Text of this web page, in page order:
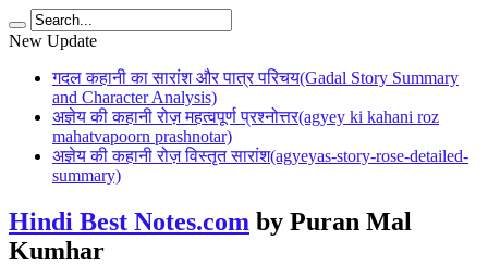
New Update
गदल कहानी का सारांश और पात्र परिचय(Gadal Story Summary
and Character Analysis)
अज्ञेय की कहानी रोज़ महत्वपूर्ण प्रश्नोत्तर(agyey ki kahani roz
mahatvapoorn prashnotar)
अज्ञेय की कहानी रोज़ विस्तृत सारांश(agyeyas-story-rose-detailed-
summary)
Hindi Best Notes.com by Puran Mal
Kumhar